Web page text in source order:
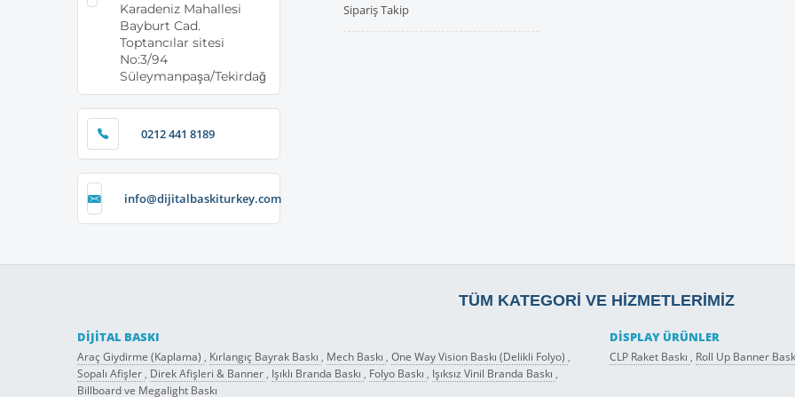
Karadeniz Mahallesi
Bayburt Cad.
Toptancılar sitesi
No:3/94
Süleymanpaşa/Tekirdağ
0212 441 8189
info@dijitalbaskiturkey.com
Sipariş Takip
TÜM KATEGORI VE HIZMETLERIMIZ
DIJITAL BASKI
Araç Giydirme (Kaplama) , Kırlangıç Bayrak Baskı , Mech Baskı , One Way Vision Baskı (Delikli Folyo) ,
Sopalı Afişler , Direk Afişleri & Banner , Işıklı Branda Baskı , Folyo Baskı , Işıksız Vinil Branda Baskı ,
Billboard ve Megalight Baskı
DISPLAY ÜRÜNLER
CLP Raket Baskı , Roll Up Banner